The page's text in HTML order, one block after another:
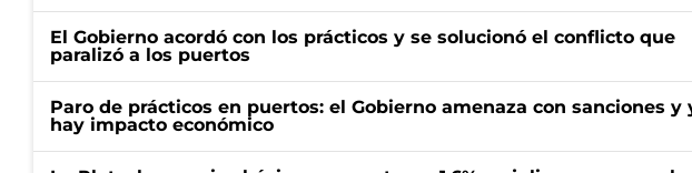
El Gobierno acordó con los prácticos y se solucionó el conflicto que
paralizó a los puertos
Paro de prácticos en puertos: el Gobierno amenaza con sanciones y
hay impacto económico